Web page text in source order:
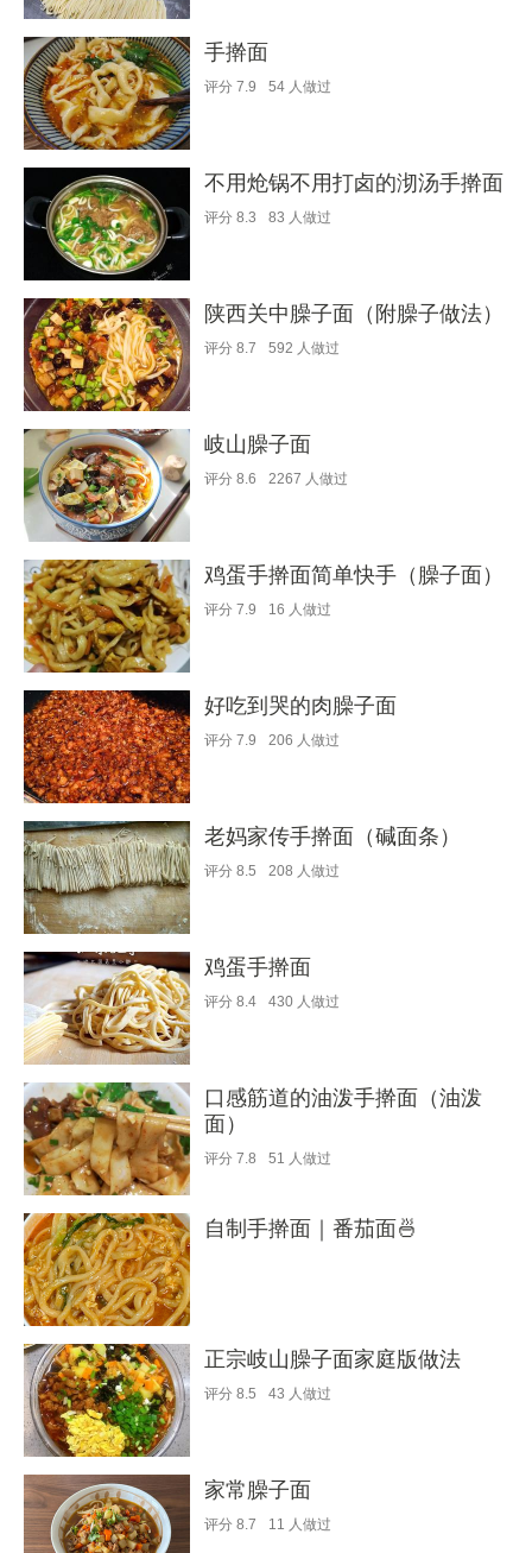
手擀面
评分 7.9 54 人做过
不用炝锅不用打卤的沏汤手擀面
评分 8.3 83 人做过
陕西关中臊子面（附臊子做法）
评分 8.7 592 人做过
岐山臊子面
评分 8.6 2267 人做过
鸡蛋手擀面简单快手（臊子面）
评分 7.9 16 人做过
好吃到哭的肉臊子面
评分 7.9 206 人做过
老妈家传手擀面（碱面条）
评分 8.5 208 人做过
鸡蛋手擀面
评分 8.4 430 人做过
口感筋道的油泼手擀面（油泼
面）
评分 7.8 51 人做过
自制手擀面｜番茄面🍜
正宗岐山臊子面家庭版做法
评分 8.5 43 人做过
家常臊子面
评分 8.7 11 人做过